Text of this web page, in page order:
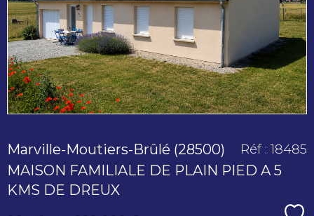
bien
Marville-Moutiers-Brûlé (28500)
MAISON FAMILIALE DE PLAIN PIED A 5
KMS DE DREUX
Réf : 18485